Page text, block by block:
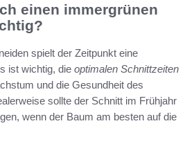
einen immergrünen
spielt der Zeitpunkt eine
ist wichtig, die optimalen Schnittzeiten
und die Gesundheit des
sollte der Schnitt im Frühjahr
wenn der Baum am besten auf die